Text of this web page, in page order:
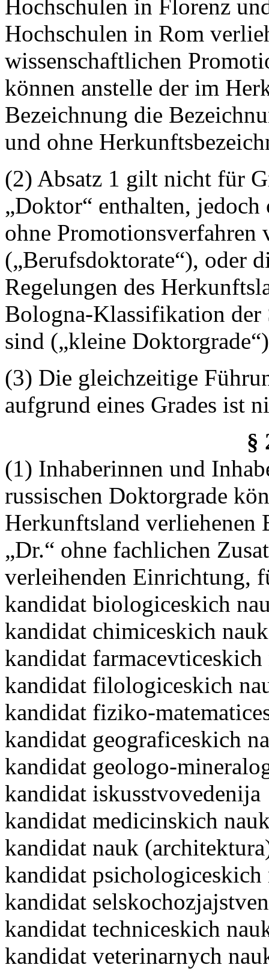
Hochschulen in Florenz
Hochschulen in Rom
wissenschaftlichen
können anstelle der im
Bezeichnung die
und ohne
(2) Absatz 1 gilt nicht für
„Doktor“ enthalten,
ohne Promotionsverfahren
(„Berufsdoktorate“), oder
Regelungen des
Bologna-Klassifikation der
sind („kleine
(3) Die gleichzeitige
aufgrund eines Grades ist
§
(1) Inhaberinnen und
russischen Doktorgrade
Herkunftsland verliehenen
„Dr.“ ohne fachlichen
verleihenden Einrichtung,
kandidat biologiceskich
kandidat chimiceskich nauk
kandidat farmacevticeskich
kandidat filologiceskich
kandidat fiziko-
kandidat geograficeskich
kandidat geologo-
kandidat iskusstvovedenija
kandidat medicinskich
kandidat nauk
kandidat psichologiceskich
kandidat
kandidat techniceskich
kandidat veterinarnych